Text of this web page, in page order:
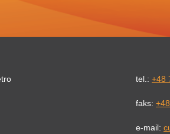
tel.: +48
faks:
e-mail: